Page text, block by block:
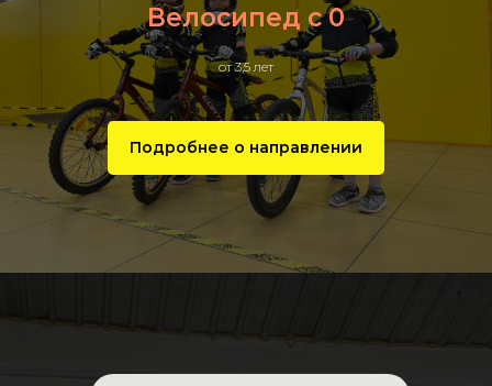
Велосипед с 0
от 3,5 лет
Подробнее о направлении